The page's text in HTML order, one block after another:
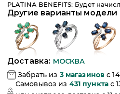
PLATINA BENEFITS: Будет
Другие варианты модели
Доставка: МОСКВА
Забрать из 3магазинов c
Самовывоз из 431 пункта c